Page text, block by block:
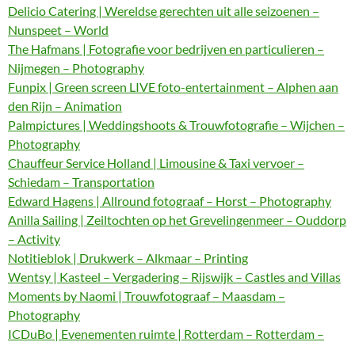
Delicio Catering | Wereldse gerechten uit alle seizoenen –
Nunspeet – World
The Hafmans | Fotografie voor bedrijven en particulieren –
Nijmegen – Photography
Funpix | Green screen LIVE foto-entertainment – Alphen aan
den Rijn – Animation
Palmpictures | Weddingshoots & Trouwfotografie – Wijchen –
Photography
Chauffeur Service Holland | Limousine & Taxi vervoer –
Schiedam – Transportation
Edward Hagens | Allround fotograaf – Horst – Photography
Anilla Sailing | Zeiltochten op het Grevelingenmeer – Ouddorp
– Activity
Notitieblok | Drukwerk – Alkmaar – Printing
Wentsy | Kasteel – Vergadering – Rijswijk – Castles and Villas
Moments by Naomi | Trouwfotograaf – Maasdam –
Photography
ICDuBo | Evenementen ruimte | Rotterdam – Rotterdam –